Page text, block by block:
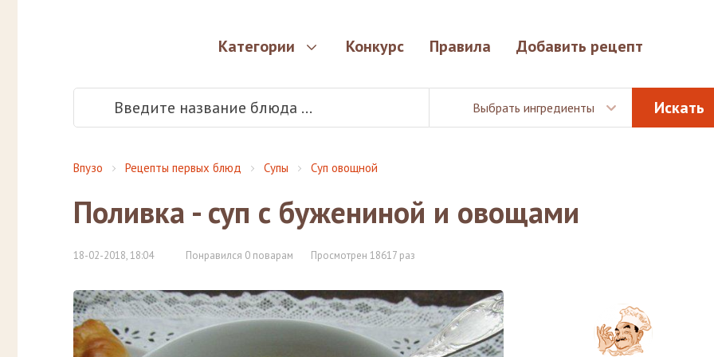
Категории Конкурс Правила Добавить рецепт
Выбрать ингредиенты
Впузо Рецепты первых блюд Супы Суп овощной
Поливка - суп с бужениной и овощами
18-02-2018, 18:04 Понравился 0 поварам Просмотрен 18617 раз